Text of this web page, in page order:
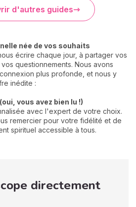
d'autres guides
née de vos souhaits
écrire chaque jour, à partager vos
questionnements. Nous avons
plus profonde, et nous y
inédite :
vous avez bien lu !)
avec l'expert de votre choix.
remercier pour votre fidélité et de
spirituel accessible à tous.
directement